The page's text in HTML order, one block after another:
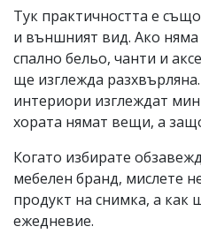
Тук практичността е
и външният вид. Ако няма
спално бельо, чанти и
ще изглежда
интериори изглеждат
хората нямат вещи, а
Когато избирате
мебелен бранд, мислете
продукт на снимка, а
ежедневие.